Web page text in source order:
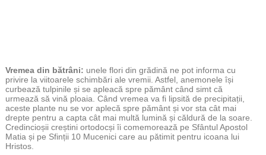
Vremea din bătrâni: unele flori din grădină ne pot informa cu
privire la viitoarele schimbări ale vremii. Astfel, anemonele își
curbează tulpinile și se apleacă spre pământ când simt că
urmează să vină ploaia. Când vremea va fi lipsită de precipitații,
aceste plante nu se vor aplecă spre pământ și vor sta cât mai
drepte pentru a capta cât mai multă lumină și căldură de la soare.
Credincioșii creștini ortodocși îi comemorează pe Sfântul Apostol
Matia și pe Sfinții 10 Mucenici care au pătimit pentru icoana lui
Hristos.